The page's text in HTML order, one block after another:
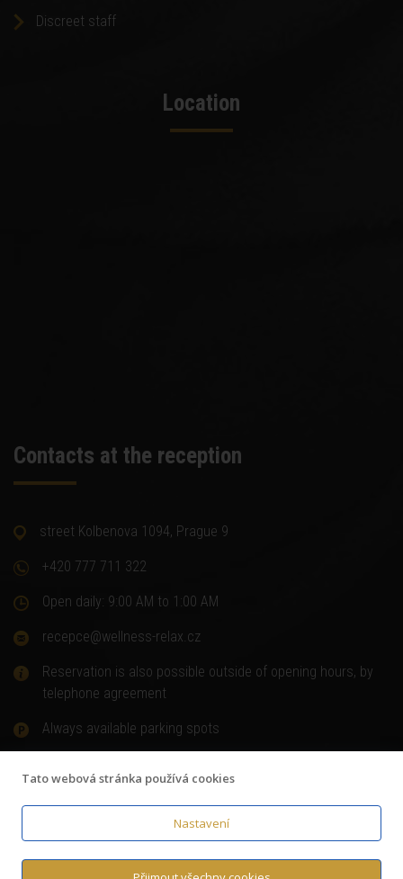
Discreet staff
Location
Contacts at the reception
street Kolbenova 1094, Prague 9
+420 777 711 322
Open daily: 9:00 AM to 1:00 AM
recepce@wellness-relax.cz
Reservation is also possible outside of opening hours, by
telephone agreement
Always available parking spots
© Copyright 2018Wellness-relax.cz,Terms and Conditions,
GDPR Authorization to process personal data
Tato webová stránka používá cookies
Nastavení